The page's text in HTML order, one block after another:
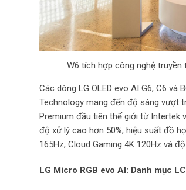
W6 tích hợp công nghệ
Các dòng LG OLED evo AI G6, C6
Technology mang đến độ sáng vượt
Premium đầu tiên thế giới từ Intertek
độ xử lý cao hơn 50%, hiệu suất đồ
165Hz, Cloud Gaming 4K 120Hz và
LG Micro RGB evo AI: Danh mục